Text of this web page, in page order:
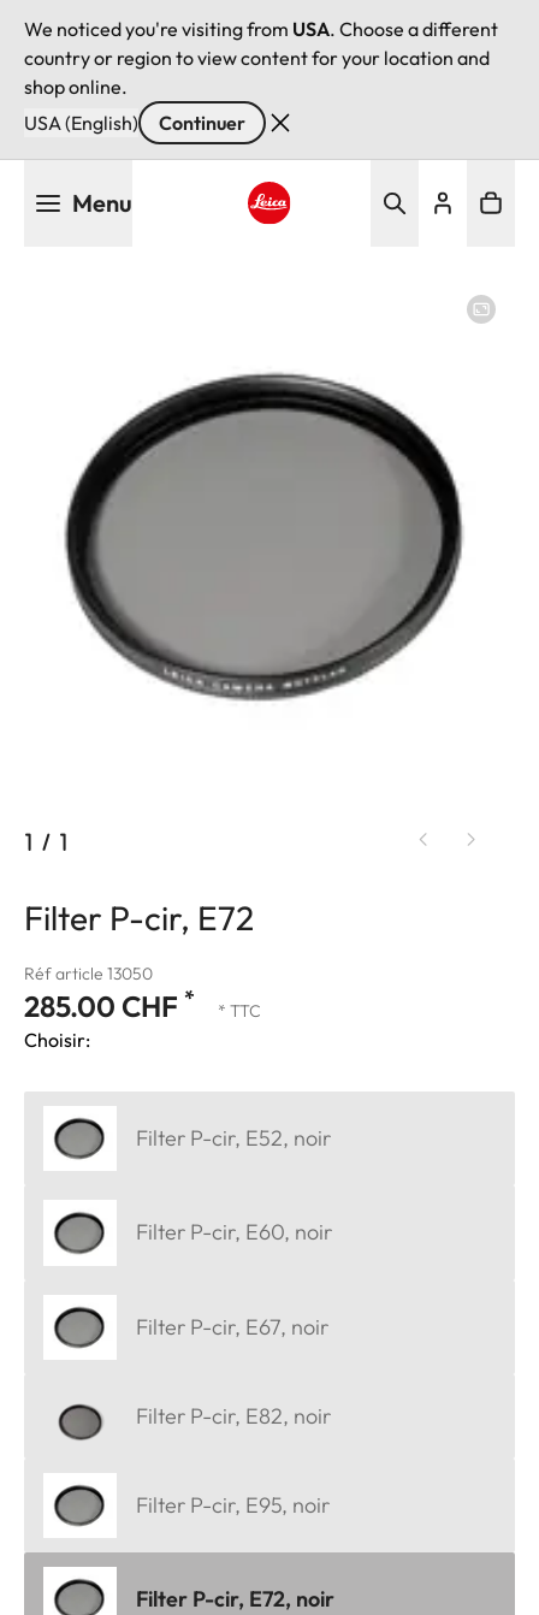
We noticed you're visiting from USA. Choose a different
country or region to view content for your location and
shop online.
USA (English)
Continuer
Menu
1 / 1
Filter P-cir, E72
Réf article 13050
285.00 CHF * * TTC
Choisir:
Filter P-cir, E52, noir
Filter P-cir, E60, noir
Filter P-cir, E67, noir
Filter P-cir, E82, noir
Filter P-cir, E95, noir
Filter P-cir, E72, noir